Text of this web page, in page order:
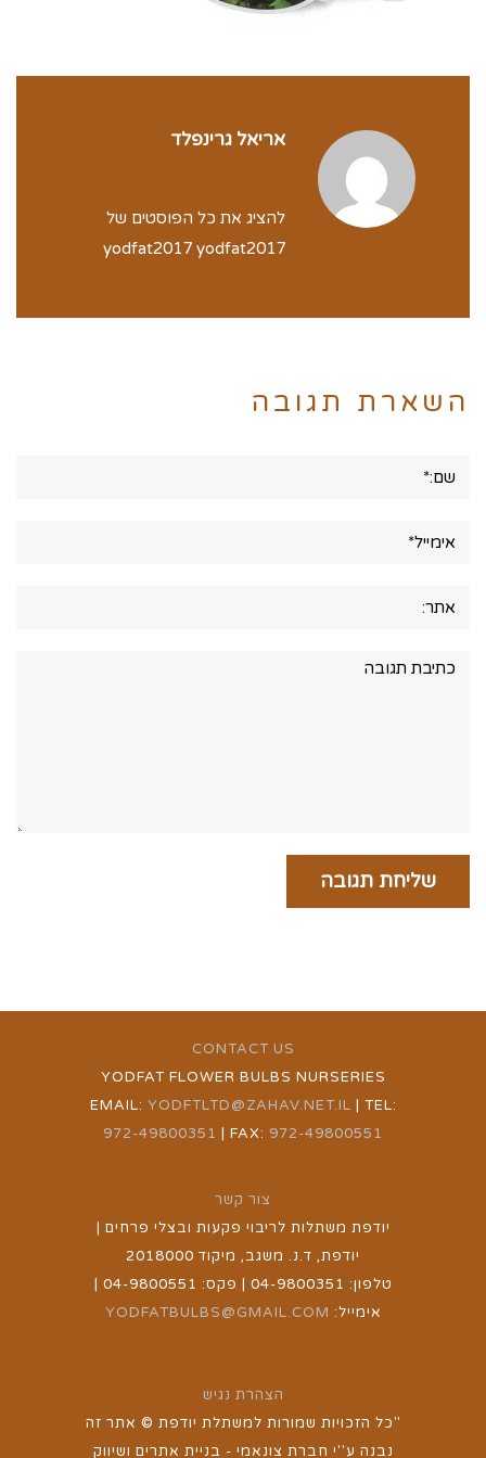
אריאל גרינפלד
להציג את כל הפוסטים של
yodfat2017 yodfat2017
השארת תגובה
CONTACT US
YODFAT FLOWER BULBS NURSERIES
EMAIL: YODFTLTD@ZAHAV.NET.IL | TEL:
972-49800351 | FAX: 972-49800551
צור קשר
יודפת משתלות לריבוי פקעות ובצלי פרחים |
יודפת, ד.נ. משגב, מיקוד 2018000
טלפון: 04-9800351 | פקס: 04-9800551 |
אימייל: YODFATBULBS@GMAIL.COM
"כל הזכויות שמורות למשתלת יודפת © אתר זה
נבנה ע''י חברת צונאמי - בניית אתרים ושיווק
הצהרת נגיש